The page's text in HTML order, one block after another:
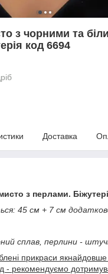
з чорними та
код 6694
Доставка
з перлами.
45 см + 7 см
сплав, перлини -
прикраси якнайдовше
- рекомендуємо